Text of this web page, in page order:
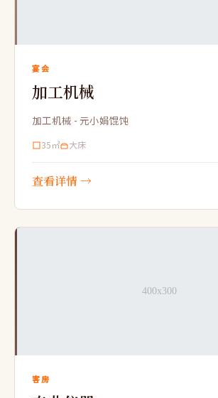
宴会
加工机械
加工机械 - 元小娟馄饨
35㎡ 大床
查看详情 →
客房